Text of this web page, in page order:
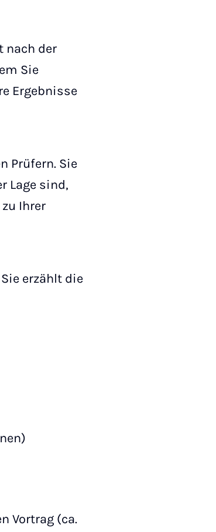
nach der
Sie
Ergebnisse
Prüfern. Sie
Lage sind,
Ihrer
erzählt die
Vortrag (ca.